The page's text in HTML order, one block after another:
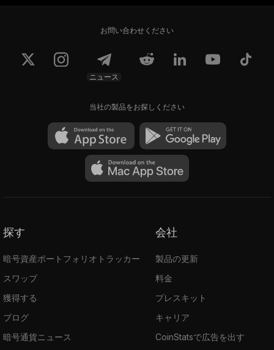
$107.17 $107.19
お問い合わせください
ニュース
当社の製品をお探しください
探す
暗号資産ポートフォリオトラッカー
スワップ
獲得する
ブログ
暗号通貨ニュース
会社
製品の更新
料金
プレスキット
キャリア
CoinStatsで広告を出す